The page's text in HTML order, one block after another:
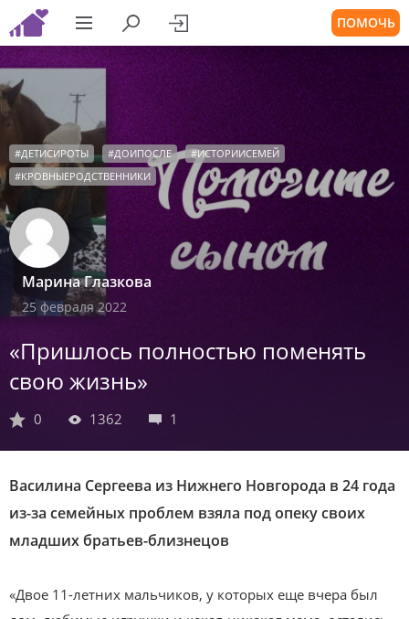
ПОМОЧЬ
#ДЕТИСИРОТЫ #ДОИПОСЛЕ #ИСТОРИИСЕМЕЙ
#КРОВНЫЕРОДСТВЕННИКИ
Марина Глазкова
25 февраля 2022
«Пришлось полностью поменять
свою жизнь»
0 1362 1
Василина Сергеева из Нижнего Новгорода в 24 года
из-за семейных проблем взяла под опеку своих
младших братьев-близнецов
«Двое 11-летних мальчиков, у которых еще вчера был